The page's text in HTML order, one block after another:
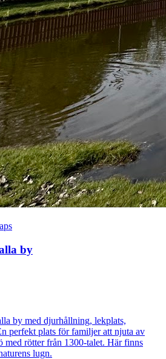
by
by med djurhållning, lekplats,
perfekt plats för familjer att njuta av
med rötter från 1300-talet. Här finns
lugn.